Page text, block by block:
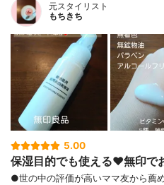
元スタイリスト
もちきち
5.00
保湿目的でも使える♥️無印で
●世の中の評価が高いママ友から薦